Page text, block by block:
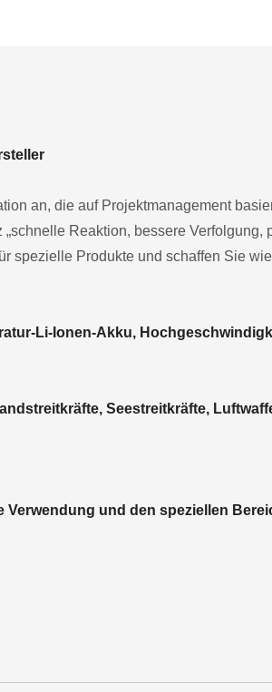
an, die auf Projektmanagement
Reaktion, bessere Verfolgung,
spezielle Produkte und schaffen Sie
Li-Ionen-Akku,
Seestreitkräfte,
und den speziellen